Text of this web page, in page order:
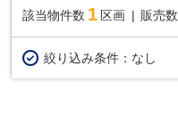
該当物件数 1 区画 販売数
絞り込み条件： なし